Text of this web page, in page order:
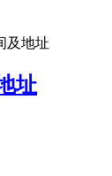
及地址
址